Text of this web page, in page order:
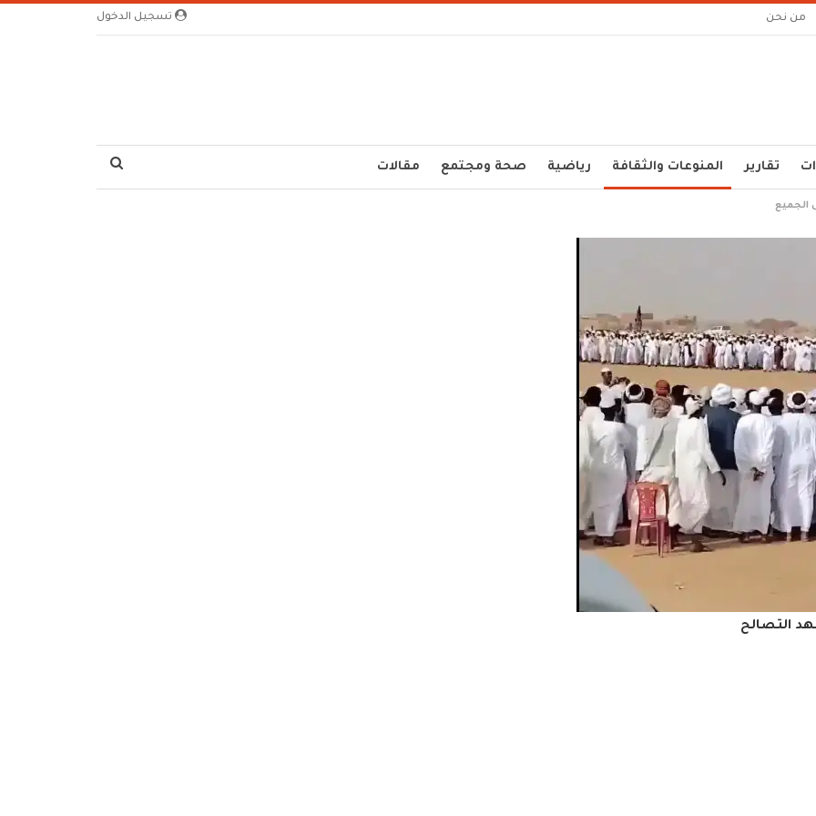
تسجيل الدخول من نحن
تقارير المنوعات والثقافة رياضية صحة ومجتمع مقالات
الجميع
التصالح